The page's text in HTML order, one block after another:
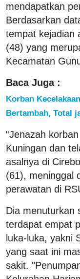
mendapatkan
Berdasarkan
tempat kejadian
(48) yang
Kecamatan
Baca Juga :
Korban
Bertambah, Total
“Jenazah
Kuningan dan
asalnya di
(61), meninggal
perawatan di
Dia menuturkan
terdapat empat
luka-luka, yakni
yang saat ini
sakit.